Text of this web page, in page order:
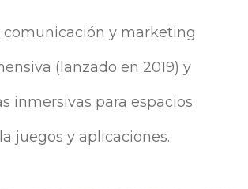
comunicación y marketing
(lanzado en 2019) y
inmersivas para espacios
juegos y aplicaciones.